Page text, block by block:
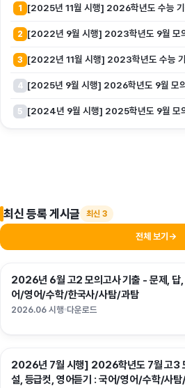
1 [2025년 11월 시행] 2026학년도 수능
2 [2022년 9월 시행] 2023학년도 9월 모
3 [2022년 11월 시행] 2023학년도 수능
4 [2025년 9월 시행] 2026학년도 9월 모
5 [2024년 9월 시행] 2025학년도 9월 모
최신 등록 게시글 최신 3
전체 보기 →
고2
2026년 6월 고2 모의고사 기출 - 문제, 답,
어/영어/수학/한국사/사탐/과탐
2026.06 시행 다운로드
고3
2026년 7월 시행] 2026학년도 7월 고3
설, 등급컷, 영어듣기 : 국어/영어/수학/사